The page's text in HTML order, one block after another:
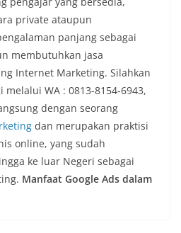
private ataupun
panjang sebagai
membutuhkan jasa
Internet Marketing. Silahkan
WA : 0813-8154-6943,
dengan seorang
dan merupakan praktisi
online, yang sudah
ke luar Negeri sebagai
Manfaat Google Ads dalam